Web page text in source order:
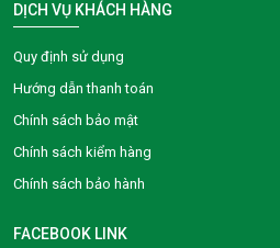
DỊCH VỤ KHÁCH HÀNG
Quy định sử dụng
Hướng dẫn thanh toán
Chính sách bảo mật
Chính sách kiểm hàng
Chính sách bảo hành
FACEBOOK LINK